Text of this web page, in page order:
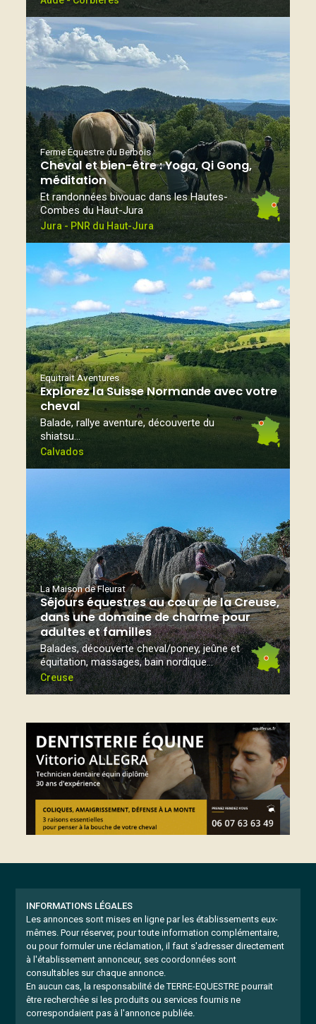
Ferme Équestre du Berbois
Cheval et bien-être : Yoga, Qi Gong,
méditation
Et randonnées bivouac dans les Hautes-
Combes du Haut-Jura
Jura - PNR du Haut-Jura
Equitrait Aventures
Explorez la Suisse Normande avec votre
cheval
Balade, rallye aventure, découverte du
shiatsu…
Calvados
La Maison de Fleurat
Séjours équestres au cœur de la Creuse,
dans une domaine de charme pour
adultes et familles
Balades, découverte cheval/poney, jeûne et
équitation, massages, bain nordique...
Creuse
INFORMATIONS LÉGALES
Les annonces sont mises en ligne par les établissements eux-
mêmes. Pour réserver, pour toute information complémentaire,
ou pour formuler une réclamation, il faut s'adresser directement
à l'établissement annonceur, ses coordonnées sont
consultables sur chaque annonce.
En aucun cas, la responsabilité de TERRE-EQUESTRE pourrait
être recherchée si les produits ou services fournis ne
correspondaient pas à l'annonce publiée.